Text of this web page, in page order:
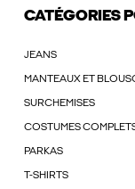
CATÉGORIES
JEANS
MANTEAUX ET
SURCHEMISES
COSTUMES
PARKAS
T-SHIRTS